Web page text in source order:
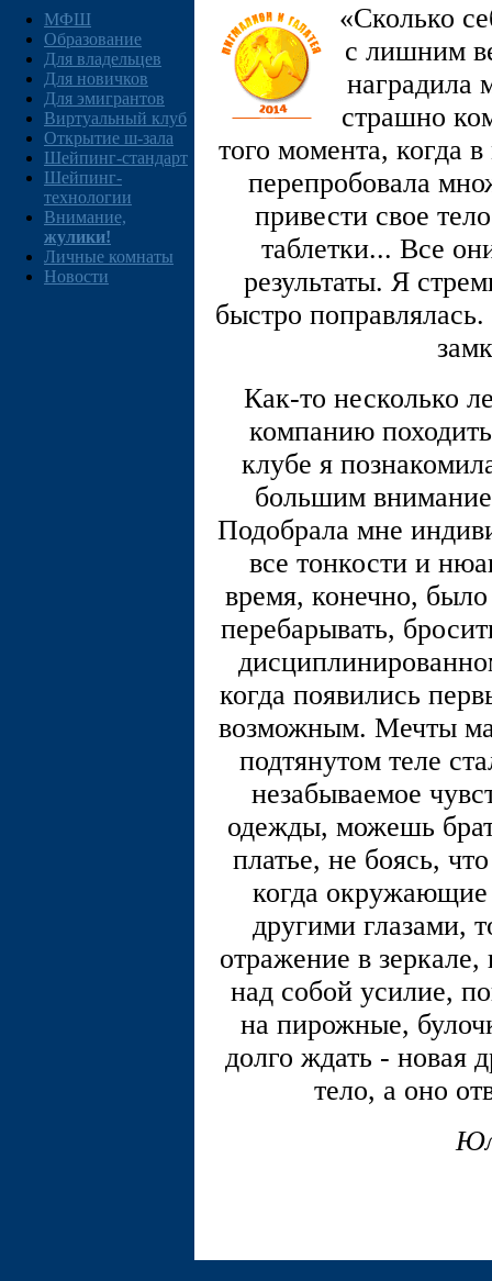
МФШ
Образование
Для владельцев
Для новичков
Для эмигрантов
Виртуальный клуб
Открытие ш-зала
Шейпинг-стандарт
Шейпинг-
технологии
Внимание,
жулики!
Личные комнаты
Новости
«Сколько
с лишним
наградила
страшно
того момента, когда
перепробовала
привести свое
таблетки... Все
результаты. Я
быстро
Как-то несколько
компанию
клубе я
большим
Подобрала мне
все тонкости и
время, конечно,
перебарывать,
когда появились
возможным. Мечты
подтянутом теле
незабываемое
одежды, можешь
платье, не боясь,
когда окружающие
другими глазами,
отражение в зеркале,
над собой усилие,
на пирожные,
долго ждать - новая
тело, а оно